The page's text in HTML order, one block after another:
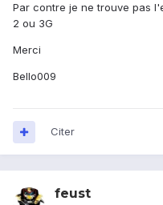
Par contre je ne trouve pas
2 ou 3G
Merci
Bello009
Citer
feust